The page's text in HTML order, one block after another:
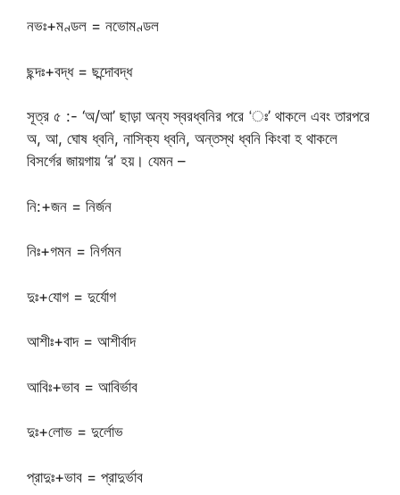
নভঃ+মণ্ডল = নভোমণ্ডল
ছন্দঃ+বদ্ধ = ছন্দোবদ্ধ
সূত্র ৫ :- ‘অ/আ’ ছাড়া অন্য স্বরধ্বনির পরে ‘ঃ’ থাকলে এবং তারপরে
অ, আ, ঘোষ ধ্বনি, নাসিক্য ধ্বনি, অন্তস্থ ধ্বনি কিংবা হ থাকলে
বিসর্গের জায়গায় ‘র’ হয়। যেমন –
নি:+জন = নির্জন
নিঃ+গমন = নির্গমন
দুঃ+যোগ = দুর্যোগ
আশীঃ+বাদ = আশীর্বাদ
আবিঃ+ভাব = আবির্ভাব
দুঃ+লোভ = দুর্লোভ
প্রাদুঃ+ভাব = প্রাদুর্ভাব